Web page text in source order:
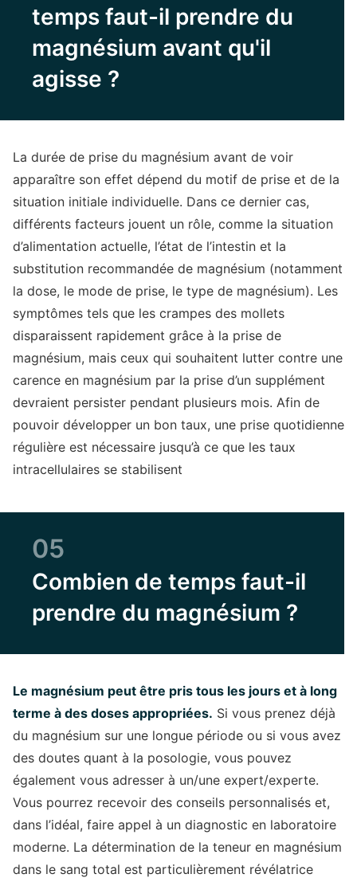
temps faut-il prendre du
magnésium avant qu'il
agisse ?
La durée de prise du magnésium avant de voir
apparaître son effet dépend du motif de prise et de la
situation initiale individuelle. Dans ce dernier cas,
différents facteurs jouent un rôle, comme la situation
d’alimentation actuelle, l’état de l’intestin et la
substitution recommandée de magnésium (notamment
la dose, le mode de prise, le type de magnésium). Les
symptômes tels que les crampes des mollets
disparaissent rapidement grâce à la prise de
magnésium, mais ceux qui souhaitent lutter contre une
carence en magnésium par la prise d’un supplément
devraient persister pendant plusieurs mois. Afin de
pouvoir développer un bon taux, une prise quotidienne
régulière est nécessaire jusqu’à ce que les taux
intracellulaires se stabilisent
05
Combien de temps faut-il
prendre du magnésium ?
Le magnésium peut être pris tous les jours et à long
terme à des doses appropriées. Si vous prenez déjà
du magnésium sur une longue période ou si vous avez
des doutes quant à la posologie, vous pouvez
également vous adresser à un/une expert/experte.
Vous pourrez recevoir des conseils personnalisés et,
dans l’idéal, faire appel à un diagnostic en laboratoire
moderne. La détermination de la teneur en magnésium
dans le sang total est particulièrement révélatrice